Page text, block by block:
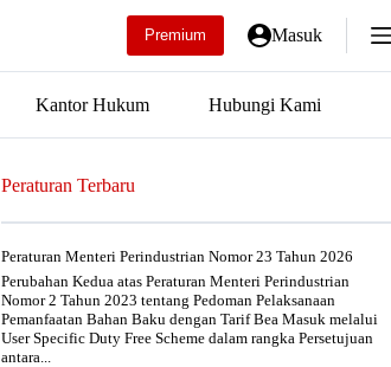
Premium Masuk
Kantor Hukum Hubungi Kami
Peraturan Terbaru
Peraturan Menteri Perindustrian Nomor 23 Tahun 2026
Perubahan Kedua atas Peraturan Menteri Perindustrian
Nomor 2 Tahun 2023 tentang Pedoman Pelaksanaan
Pemanfaatan Bahan Baku dengan Tarif Bea Masuk melalui
User Specific Duty Free Scheme dalam rangka Persetujuan
antara...